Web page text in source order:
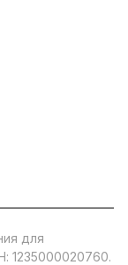
для
1235000020760.